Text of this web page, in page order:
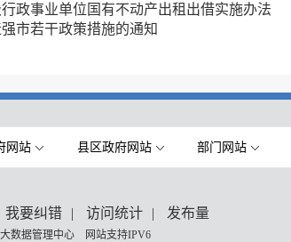
政事业单位国有不动产出租出借实施办法
市若干政策措施的通知
网站 县区政府网站 部门网站
我要纠错 | 访问统计 | 发布量
数据管理中心 网站支持IPV6